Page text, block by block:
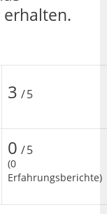
3 /5
0 /5
(0
Erfahrungsberichte)